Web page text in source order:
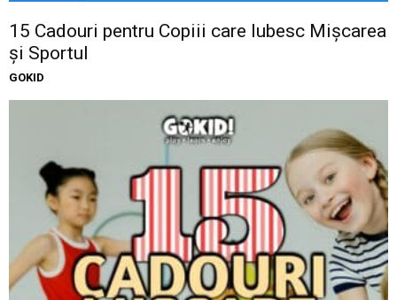
15 Cadouri pentru Copiii care Iubesc Mișcarea
și Sportul
GOKID